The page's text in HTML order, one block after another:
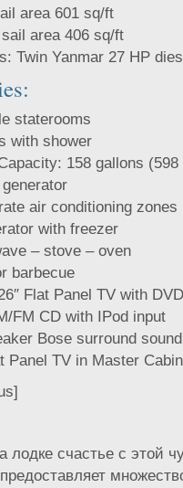
area 601 sq/ft
area 406 sq/ft
Twin Yanmar 27 HP
staterooms
with shower
158 gallons (598
air conditioning zones
with freezer
– stove – oven
barbecue
Flat Panel TV with
FM CD with IPod input
Bose surround
Panel TV in Master Cabin
лодке счастье с этой
предоставляет